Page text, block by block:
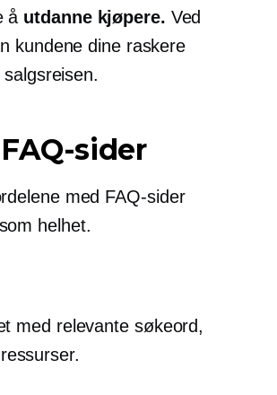
å utdanne kjøpere. Ved
kundene dine raskere
sider
med FAQ-sider
helhet.
med relevante søkeord,